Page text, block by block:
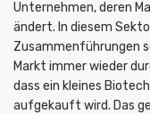
Unternehmen, deren
ändert. In diesem
Zusammenführungen
Markt immer wieder
dass ein kleines
aufgekauft wird. Das